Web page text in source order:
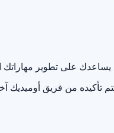
يساعدك على تطوير
تأكيده من فريق أوميديك